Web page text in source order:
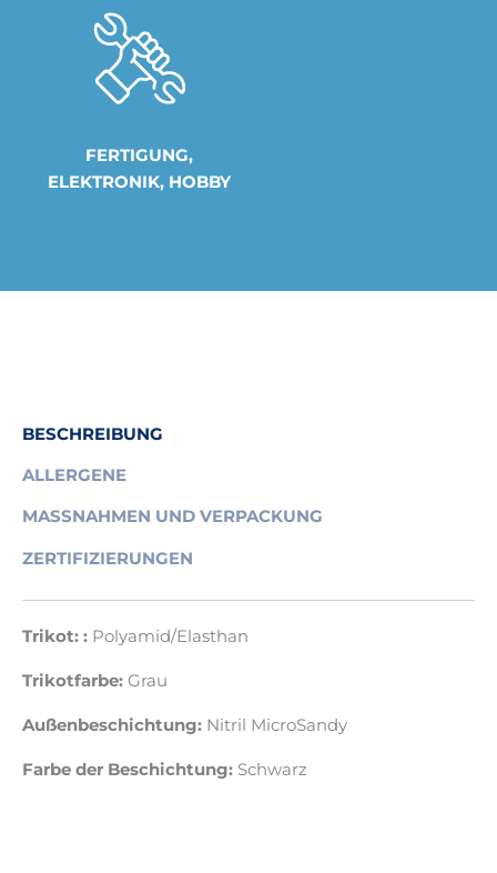
FERTIGUNG,
ELEKTRONIK, HOBBY
BESCHREIBUNG
ALLERGENE
MASSNAHMEN UND VERPACKUNG
ZERTIFIZIERUNGEN
Trikot: : Polyamid/Elasthan
Trikotfarbe: Grau
Außenbeschichtung: Nitril MicroSandy
Farbe der Beschichtung: Schwarz